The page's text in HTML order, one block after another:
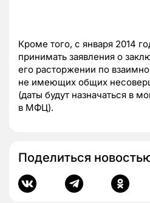
Кроме того, с января 2014
принимать заявления о
его расторжении по
не имеющих общих
(даты будут назначаться в
в МФЦ).
Поделиться